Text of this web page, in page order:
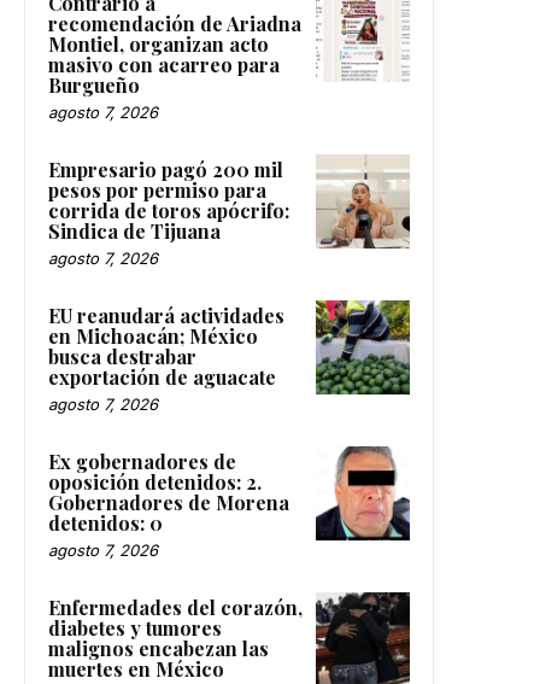
recomendación de Ariadna
Montiel, organizan acto
masivo con acarreo para
Burgueño
agosto 7, 2026
Empresario pagó 200 mil
pesos por permiso para
corrida de toros apócrifo:
Sindica de Tijuana
agosto 7, 2026
EU reanudará actividades
en Michoacán; México
busca destrabar
exportación de aguacate
agosto 7, 2026
Ex gobernadores de
oposición detenidos: 2.
Gobernadores de Morena
detenidos: 0
agosto 7, 2026
Enfermedades del corazón,
diabetes y tumores
malignos encabezan las
muertes en México